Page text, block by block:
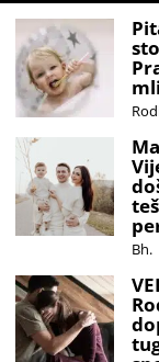
Sva prava
IZAŠAO JE NOVI
Bh.